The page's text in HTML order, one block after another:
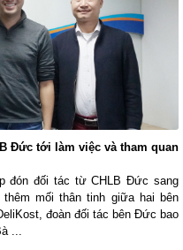
Đức tới làm việc và tham quan
đón đối tác từ CHLB Đức sang
mối thân tinh giữa hai bên
đoàn đối tác bên Đức bao
...